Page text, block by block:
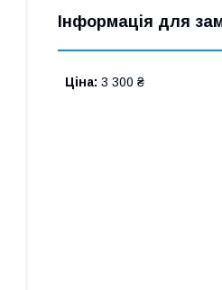
Інформація для
Ціна: 3 300 ₴